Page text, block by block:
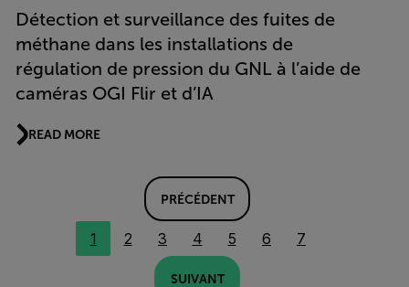
Détection et surveillance des fuites de
méthane dans les installations de
régulation de pression du GNL à l’aide de
caméras OGI Flir et d’IA
READ MORE
PRÉCÉDENT
1 2 3 4 5 6 7
SUIVANT